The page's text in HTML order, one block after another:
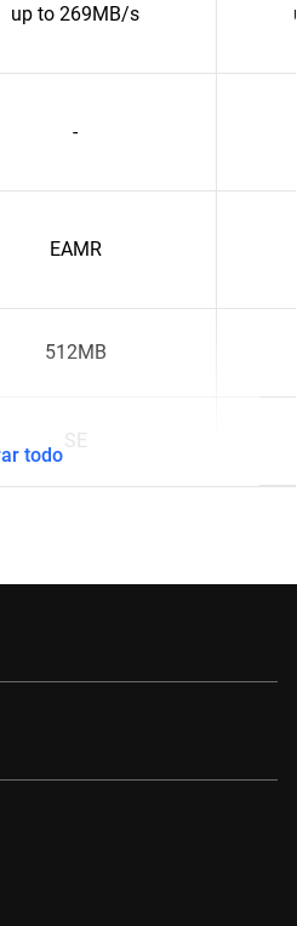
up to 269MB/s
-
EAMR
512MB
SE
todo